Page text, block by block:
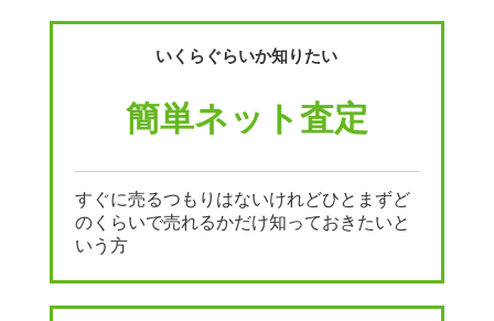
いくらぐらいか知りたい
簡単ネット査定
すぐに売るつもりはないけれどひとまずど
のくらいで売れるかだけ知っておきたいと
いう方